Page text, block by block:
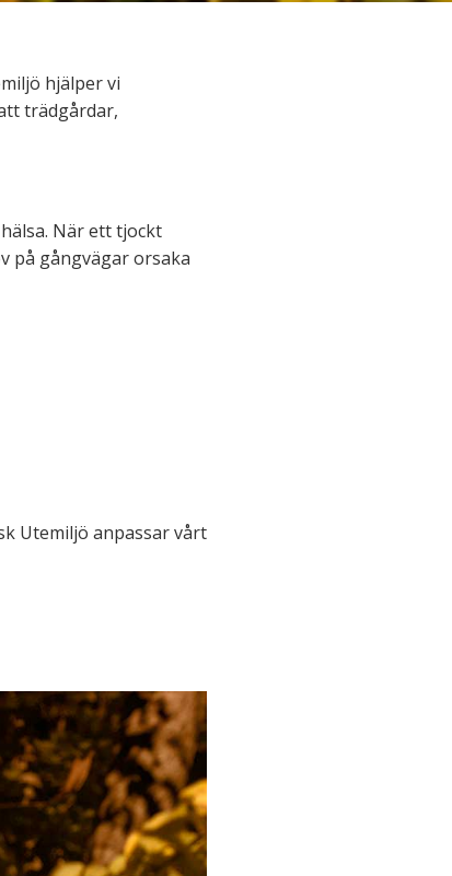
hjälper vi
trädgårdar,
När ett tjockt
på gångvägar orsaka
Utemiljö anpassar vårt